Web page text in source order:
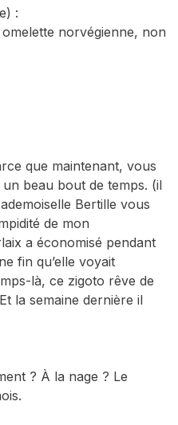
:
norvégienne, non
que maintenant, vous
beau bout de temps. (il
Bertille vous
de mon
a économisé pendant
fin qu’elle voyait
là, ce zigoto rêve de
la semaine dernière il
? À la nage ? Le